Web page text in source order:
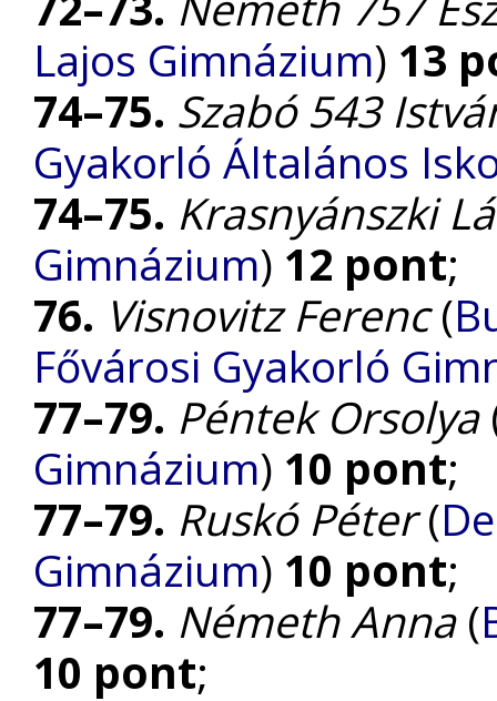
Lajos Gimnázium) 13
74–75. Szabó 543
Gyakorló Általános
74–75. Krasnyánszki
Gimnázium) 12 pont;
76. Visnovitz Ferenc(
Fővárosi Gyakorló
77–79. Péntek Orsolya
Gimnázium) 10 pont;
77–79. Ruskó Péter(
Gimnázium) 10 pont;
77–79. Németh Anna(
10 pont;